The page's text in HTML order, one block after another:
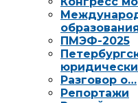
ПМЭФ-2025
Разговор о…
Репортажи